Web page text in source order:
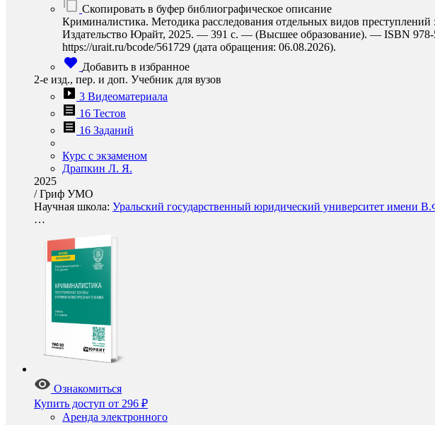
Скопировать в буфер библиографическое описание
Криминалистика. Методика расследования отдельных видов
Издательство Юрайт, 2025. — 391 с. — (Высшее образование). — ISBN
https://urait.ru/bcode/561729 (дата обращения: 06.08.2026).
Добавить в избранное
2-е изд., пер. и доп. Учебник для вузов
3 Видеоматериала
16 Тестов
16 Заданий
Курс с экзаменом
Драпкин Л. Я.
2025
/Гриф УМО
Научная школа: Уральский государственный юридический университет имени
…
Ознакомиться
Купить доступ от 296 ₽
Аренда электронного